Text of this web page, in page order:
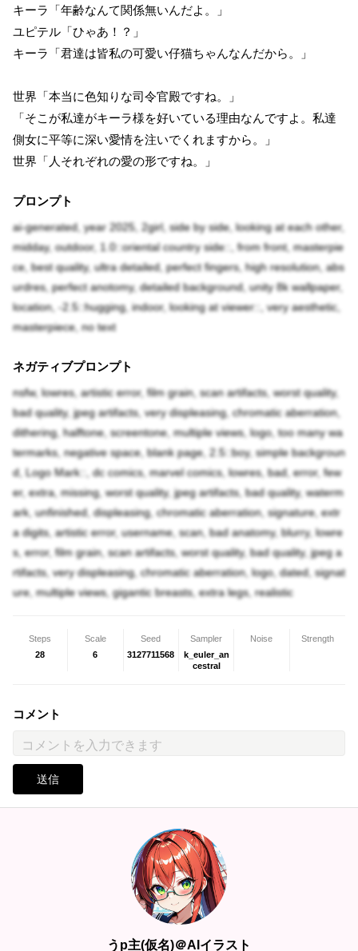
キーラ「年齢なんて関係無いんだよ。」
ユピテル「ひゃあ！？」
キーラ「君達は皆私の可愛い仔猫ちゃんなんだから。」
世界「本当に色知りな司令官殿ですね。」
「そこが私達がキーラ様を好いている理由なんですよ。私達
側女に平等に深い愛情を注いでくれますから。」
世界「人それぞれの愛の形ですね。」
プロンプト
ai-generated, year 2025, 2girl, side by side, looking at each other,
midday, outdoor, 1.0::oriental country side::, from front, masterpie
ce, best quality, ultra detailed, perfect fingers, high resolution, abs
urdres, perfect anotomy, detailed background, unity 8k wallpaper,
location, -2.5::hugging, indoor, looking at viewer::, very aesthetic,
masterpiece, no text
ネガティブプロンプト
nsfw, lowres, artistic error, film grain, scan artifacts, worst quality,
bad quality, jpeg artifacts, very displeasing, chromatic aberration,
dithering, halftone, screentone, multiple views, logo, too many wa
termarks, negative space, blank page, 2.5::boy, simple backgroun
d, Logo Mark::, dc comics, marvel comics, lowres, bad, error, few
er, extra, missing, worst quality, jpeg artifacts, bad quality, waterm
ark, unfinished, displeasing, chromatic aberration, signature, extr
a digits, artistic error, username, scan, bad anatomy, blurry, lowre
s, error, film grain, scan artifacts, worst quality, bad quality, jpeg a
rtifacts, very displeasing, chromatic aberration, logo, dated, signat
ure, multiple views, gigantic breasts, extra legs, realistic
Steps
28
Scale
6
Seed
3127711568
Sampler
k_euler_an
cestral
Noise Strength
コメント
送信
うp主(仮名)＠AIイラスト